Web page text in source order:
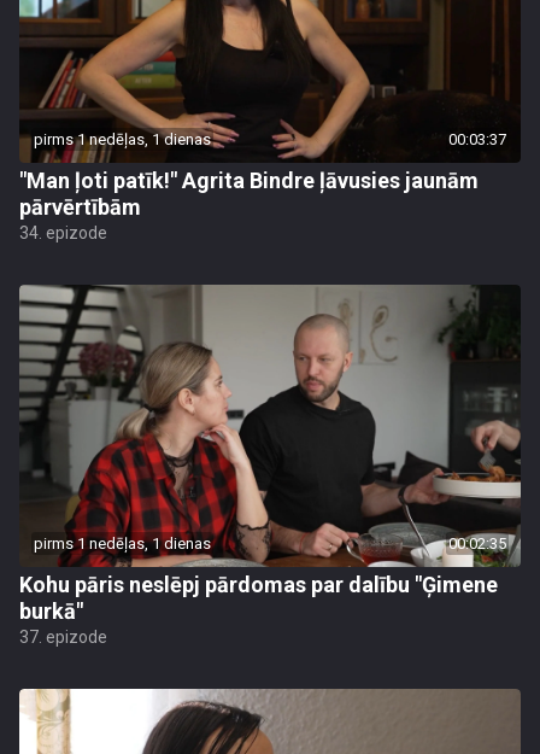
pirms 1 nedēļas, 1 dienas 00:03:37
"Man ļoti patīk!" Agrita Bindre ļāvusies jaunām
pārvērtībām
34. epizode
pirms 1 nedēļas, 1 dienas 00:02:35
Kohu pāris neslēpj pārdomas par dalību "Ģimene
burkā"
37. epizode